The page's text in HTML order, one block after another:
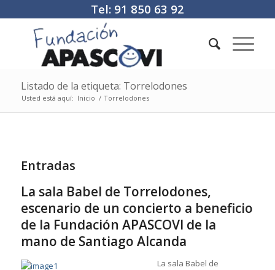
Tel: 91 850 63 92
Listado de la etiqueta: Torrelodones
Usted está aquí: Inicio / Torrelodones
Entradas
La sala Babel de Torrelodones,
escenario de un concierto a beneficio
de la Fundación APASCOVI de la
mano de Santiago Alcanda
La sala Babel de